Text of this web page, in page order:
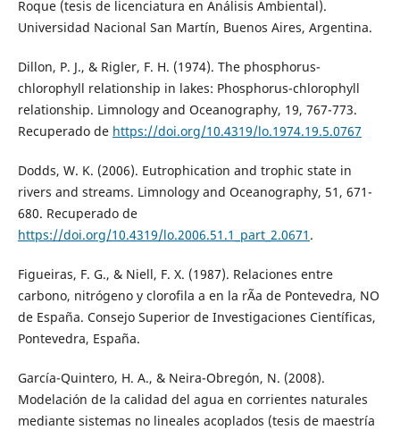
Roque (tesis de licenciatura en Análisis Ambiental).
Universidad Nacional San Martín, Buenos Aires, Argentina.
Dillon, P. J., & Rigler, F. H. (1974). The phosphorus-
chlorophyll relationship in lakes: Phosphorus-chlorophyll
relationship. Limnology and Oceanography, 19, 767-773.
Recuperado de https://doi.org/10.4319/lo.1974.19.5.0767
Dodds, W. K. (2006). Eutrophication and trophic state in
rivers and streams. Limnology and Oceanography, 51, 671-
680. Recuperado de
https://doi.org/10.4319/lo.2006.51.1_part_2.0671 .
Figueiras, F. G., & Niell, F. X. (1987). Relaciones entre
carbono, nitrógeno y clorofila a en la rÃ­a de Pontevedra, NO
de España. Consejo Superior de Investigaciones Científicas,
Pontevedra, España.
García-Quintero, H. A., & Neira-Obregón, N. (2008).
Modelación de la calidad del agua en corrientes naturales
mediante sistemas no lineales acoplados (tesis de maestría